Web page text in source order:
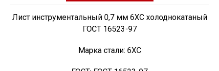
Лист инструментальный 0,7 мм 6ХС холоднокатаный
ГОСТ 16523-97
Марка стали: 6ХС